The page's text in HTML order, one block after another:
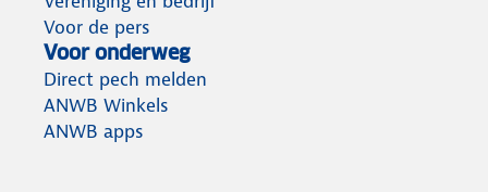
Voor de pers
Voor onderweg
Direct pech melden
ANWB Winkels
ANWB apps